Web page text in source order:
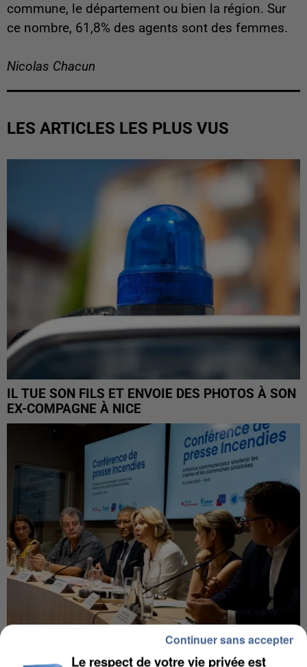
commune, le département ou bien la région. Sur
ce nombre, 61,8% des agents sont des femmes.
Nicolas Chacun
LES ARTICLES LES PLUS VUS
IL TUE SON FILS ET ENVOIE DES PHOTOS À SON
EX-COMPAGNE À NICE
INCENDIES : L’ÎLE-DE-FRANCE LANCE UN ÉLAN
Le respect de votre vie privée est
Continuer sans accepter